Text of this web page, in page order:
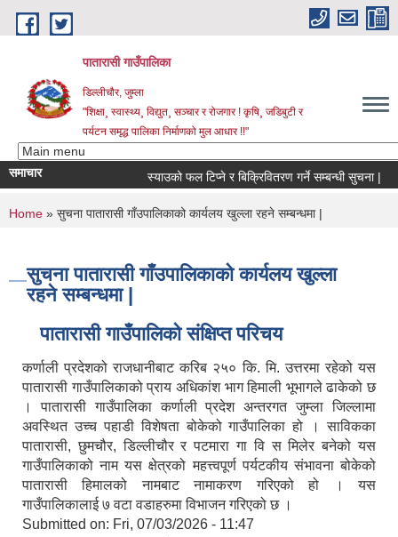
Skip to main content
पातारासी गाउँपालिका
डिल्लीचौर, जुम्ला
"शिक्षा¸ स्वास्थ्य¸ विद्युत¸ सञ्चार र रोजगार ! कृषि¸ जडिबुटी र
पर्यटन समृद्ध पालिका निर्माणको मुल आधार !!"
समाचार स्याउको फल टिप्ने र बिक्रिवितरण गर्ने सम्बन्धी सुचना |
You are here
Home » सुचना पातारासी गाँउपालिकाको कार्यलय खुल्ला रहने सम्बन्धमा |
सुचना पातारासी गाँउपालिकाको कार्यलय खुल्ला
रहने सम्बन्धमा |
पातारासी गाउँपालिको संक्षिप्त परिचय
कर्णाली प्रदेशको राजधानीबाट करिब २५० कि. मि. उत्तरमा रहेको यस
पातारासी गाउँपालिकाको प्राय अधिकांश भाग हिमाली भूभागले ढाकेको छ
। पातारासी गाउँपालिका कर्णाली प्रदेश अन्तरगत जुम्ला जिल्लामा
अवस्थित उच्च पहाडी विशेषता बोकेको गाउँपालिका हो । साविकका
पातारासी, छुमचौर, डिल्लीचौर र पटमारा गा वि स मिलेर बनेको यस
गाउँपालिकाको नाम यस क्षेत्रको महत्त्वपूर्ण पर्यटकीय संभावना बोकेको
पातारासी हिमालको नामबाट नामाकरण गरिएको हो । यस
गाउँपालिकालाई ७ वटा वडाहरुमा विभाजन गरिएको छ ।
Submitted on: Fri, 07/03/2026 - 11:47